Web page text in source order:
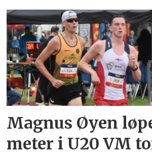
Magnus Øyen
meter i U20 VM